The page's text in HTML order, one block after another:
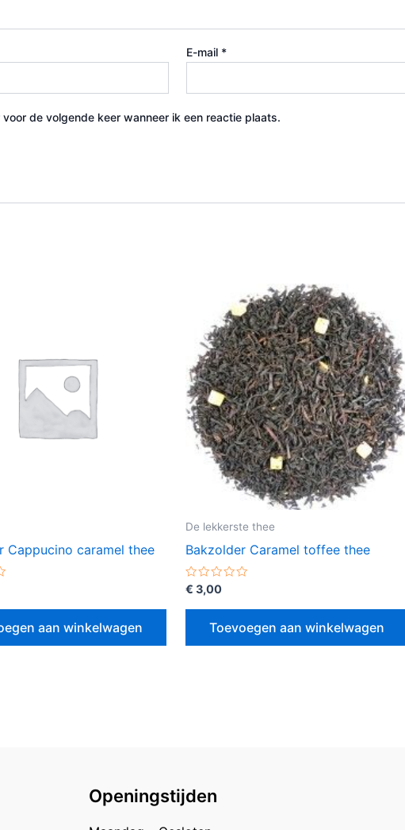
E-mail *
de volgende keer wanneer ik een reactie plaats.
Cappucino caramel thee
aan winkelwagen
De lekkerste thee
Bakzolder Caramel toffee thee
Gewaardeerd
uit
€ 3,00
Toevoegen aan winkelwagen
Openingstijden